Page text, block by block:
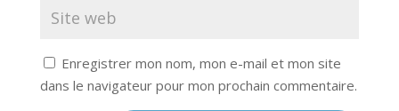
Enregistrer mon nom, mon e-mail et mon site
dans le navigateur pour mon prochain commentaire.